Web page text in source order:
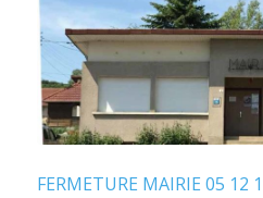
FERMETURE MAIRIE 05 12